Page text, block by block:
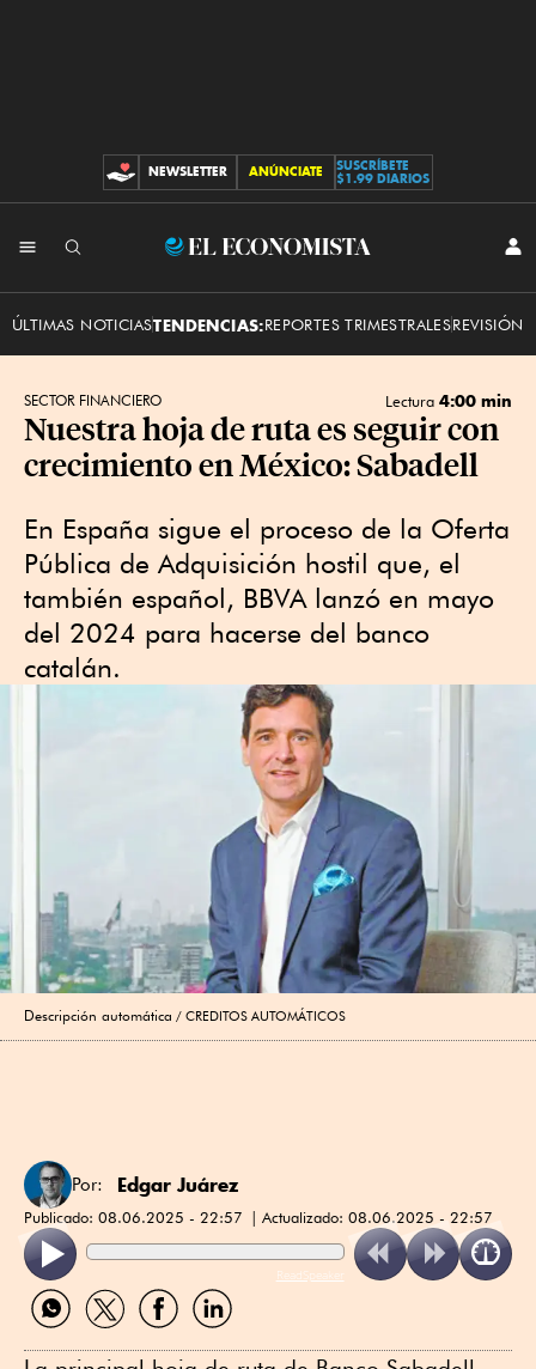
CONTRIBUCIONES
NEWSLETTER ANÚNCIATE
SUSCRÍBETE
$1.99 DIARIOS
El
ÚLTIMAS NOTICIASTENDENCIAS:REPORTES TRIMESTRALESREVISIÓN
SECTOR FINANCIERO Lectura 4:00 min
Nuestra hoja de ruta es seguir con
crecimiento en México: Sabadell
En España sigue el proceso de la Oferta
Pública de Adquisición hostil que, el
también español, BBVA lanzó en mayo
del 2024 para hacerse del banco
catalán.
Descripción automática CREDITOS AUTOMÁTICOS
Por: Edgar Juárez
Publicado: 08.06.2025 - 22:57 Actualizado: 08.06.2025 - 22:57
ReadSpeaker
Compartir
por
Compartir
por
Compartir
por
Compartir
por